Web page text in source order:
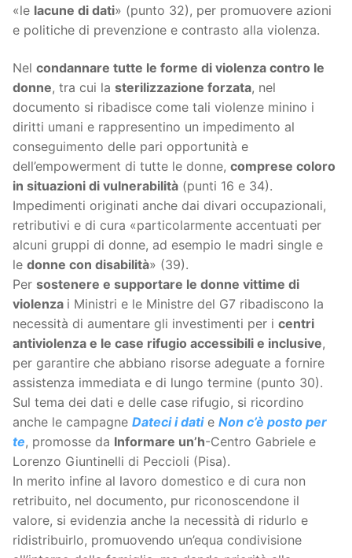
«le lacune di dati» (punto 32), per promuovere azioni
e politiche di prevenzione e contrasto alla violenza.
Nel condannare tutte le forme di violenza contro le
donne, tra cui la sterilizzazione forzata, nel
documento si ribadisce come tali violenze minino i
diritti umani e rappresentino un impedimento al
conseguimento delle pari opportunità e
dell’empowerment di tutte le donne, comprese coloro
in situazioni di vulnerabilità (punti 16 e 34).
Impedimenti originati anche dai divari occupazionali,
retributivi e di cura «particolarmente accentuati per
alcuni gruppi di donne, ad esempio le madri single e
le donne con disabilità» (39).
Per sostenere e supportare le donne vittime di
violenza i Ministri e le Ministre del G7 ribadiscono la
necessità di aumentare gli investimenti per i centri
antiviolenza e le case rifugio accessibili e inclusive,
per garantire che abbiano risorse adeguate a fornire
assistenza immediata e di lungo termine (punto 30).
Sul tema dei dati e delle case rifugio, si ricordino
anche le campagne Dateci i datie Non c’è posto per
te, promosse da Informare un’h-Centro Gabriele e
Lorenzo Giuntinelli di Peccioli (Pisa).
In merito infine al lavoro domestico e di cura non
retribuito, nel documento, pur riconoscendone il
valore, si evidenzia anche la necessità di ridurlo e
ridistribuirlo, promuovendo un’equa condivisione